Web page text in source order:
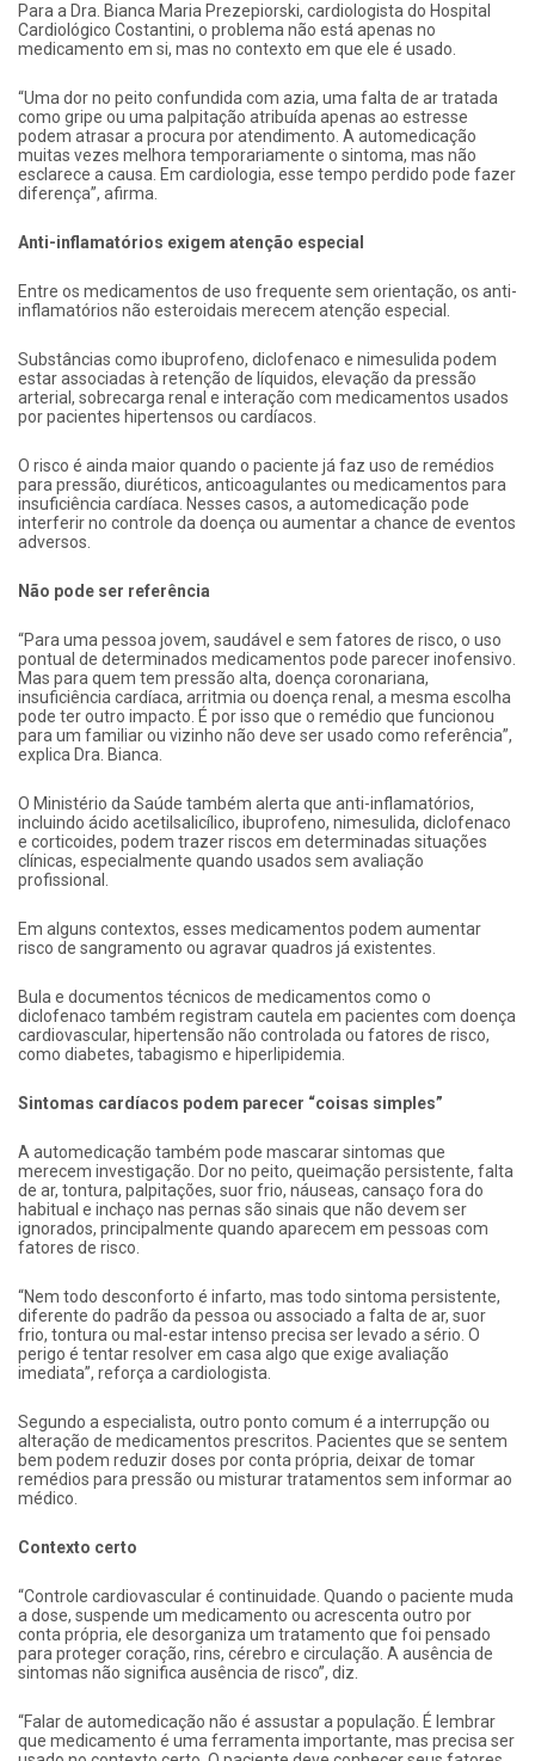
Para a Dra. Bianca Maria Prezepiorski, cardiologista do Hospital
Cardiológico Costantini, o problema não está apenas no
medicamento em si, mas no contexto em que ele é usado.
“Uma dor no peito confundida com azia, uma falta de ar tratada
como gripe ou uma palpitação atribuída apenas ao estresse
podem atrasar a procura por atendimento. A automedicação
muitas vezes melhora temporariamente o sintoma, mas não
esclarece a causa. Em cardiologia, esse tempo perdido pode fazer
diferença”, afirma.
Anti-inflamatórios exigem atenção especial
Entre os medicamentos de uso frequente sem orientação, os anti-
inflamatórios não esteroidais merecem atenção especial.
Substâncias como ibuprofeno, diclofenaco e nimesulida podem
estar associadas à retenção de líquidos, elevação da pressão
arterial, sobrecarga renal e interação com medicamentos usados
por pacientes hipertensos ou cardíacos.
O risco é ainda maior quando o paciente já faz uso de remédios
para pressão, diuréticos, anticoagulantes ou medicamentos para
insuficiência cardíaca. Nesses casos, a automedicação pode
interferir no controle da doença ou aumentar a chance de eventos
adversos.
Não pode ser referência
“Para uma pessoa jovem, saudável e sem fatores de risco, o uso
pontual de determinados medicamentos pode parecer inofensivo.
Mas para quem tem pressão alta, doença coronariana,
insuficiência cardíaca, arritmia ou doença renal, a mesma escolha
pode ter outro impacto. É por isso que o remédio que funcionou
para um familiar ou vizinho não deve ser usado como referência”,
explica Dra. Bianca.
O Ministério da Saúde também alerta que anti-inflamatórios,
incluindo ácido acetilsalicílico, ibuprofeno, nimesulida, diclofenaco
e corticoides, podem trazer riscos em determinadas situações
clínicas, especialmente quando usados sem avaliação
profissional.
Em alguns contextos, esses medicamentos podem aumentar
risco de sangramento ou agravar quadros já existentes.
Bula e documentos técnicos de medicamentos como o
diclofenaco também registram cautela em pacientes com doença
cardiovascular, hipertensão não controlada ou fatores de risco,
como diabetes, tabagismo e hiperlipidemia.
Sintomas cardíacos podem parecer “coisas simples”
A automedicação também pode mascarar sintomas que
merecem investigação. Dor no peito, queimação persistente, falta
de ar, tontura, palpitações, suor frio, náuseas, cansaço fora do
habitual e inchaço nas pernas são sinais que não devem ser
ignorados, principalmente quando aparecem em pessoas com
fatores de risco.
“Nem todo desconforto é infarto, mas todo sintoma persistente,
diferente do padrão da pessoa ou associado a falta de ar, suor
frio, tontura ou mal-estar intenso precisa ser levado a sério. O
perigo é tentar resolver em casa algo que exige avaliação
imediata”, reforça a cardiologista.
Segundo a especialista, outro ponto comum é a interrupção ou
alteração de medicamentos prescritos. Pacientes que se sentem
bem podem reduzir doses por conta própria, deixar de tomar
remédios para pressão ou misturar tratamentos sem informar ao
médico.
Contexto certo
“Controle cardiovascular é continuidade. Quando o paciente muda
a dose, suspende um medicamento ou acrescenta outro por
conta própria, ele desorganiza um tratamento que foi pensado
para proteger coração, rins, cérebro e circulação. A ausência de
sintomas não significa ausência de risco”, diz.
“Falar de automedicação não é assustar a população. É lembrar
que medicamento é uma ferramenta importante, mas precisa ser